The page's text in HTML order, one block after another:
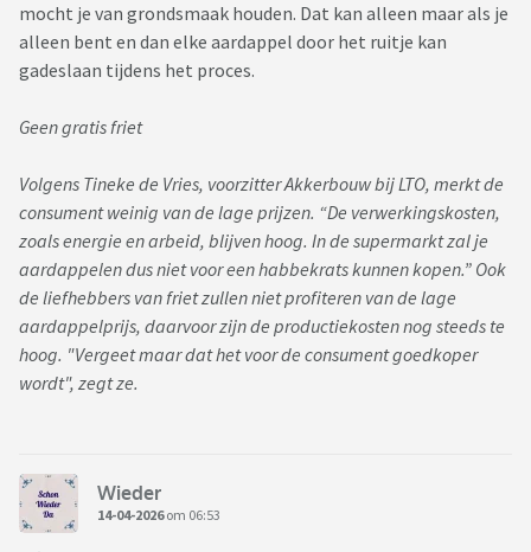
mocht je van grondsmaak houden. Dat kan alleen maar als je
alleen bent en dan elke aardappel door het ruitje kan
gadeslaan tijdens het proces.
Geen gratis friet
Volgens Tineke de Vries, voorzitter Akkerbouw bij LTO, merkt de
consument weinig van de lage prijzen. “De verwerkingskosten,
zoals energie en arbeid, blijven hoog. In de supermarkt zal je
aardappelen dus niet voor een habbekrats kunnen kopen.” Ook
de liefhebbers van friet zullen niet profiteren van de lage
aardappelprijs, daarvoor zijn de productiekosten nog steeds te
hoog. "Vergeet maar dat het voor de consument goedkoper
wordt", zegt ze.
Wieder
14-04-2026om 06:53